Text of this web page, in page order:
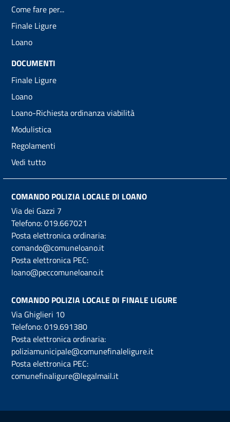
Come fare per...
Finale Ligure
Loano
DOCUMENTI
Finale Ligure
Loano
Loano-Richiesta ordinanza viabilità
Modulistica
Regolamenti
Vedi tutto
COMANDO POLIZIA LOCALE DI LOANO
Via dei Gazzi 7
Telefono:019.667021
Posta elettronica ordinaria:
comando@comuneloano.it
Posta elettronica PEC:
loano@peccomuneloano.it
COMANDO POLIZIA LOCALE DI FINALE LIGURE
Via Ghiglieri 10
Telefono:019.691380
Posta elettronica ordinaria:
poliziamunicipale@comunefinaleligure.it
Posta elettronica PEC:
comunefinaligure@legalmail.it